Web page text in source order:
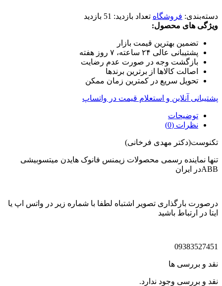
دسته‌بندی: فروشگاه تعداد بازدید: 51 بازدید
ویژگی های محصول:
تضمین بهترین قیمت بازار
پشتیبانی عالی ۲۴ ساعته، ۷ روز هفته
بازگشت وجه در صورت عدم رضایت
اصالت کالاها از برترین برندها
تحویل سریع در کمترین زمان ممکن
پشتیبانی آنلاین و استعلام قیمت در واتساپ
توضیحات
نظرات (0)
تکنوست(دکتر مهدی فرخانی)
تنها نماینده رسمی محصولات زیمنس فانوک هایدن میتسوبیشی
ABBدر ایران
درصورت بارگذاری تصویر اشتباه لطفا با شماره زیر در واتس اپ یا
ایتا در ارتباط باشید
09383527451
نقد و بررسی ها
نقد و بررسی وجود ندارد.